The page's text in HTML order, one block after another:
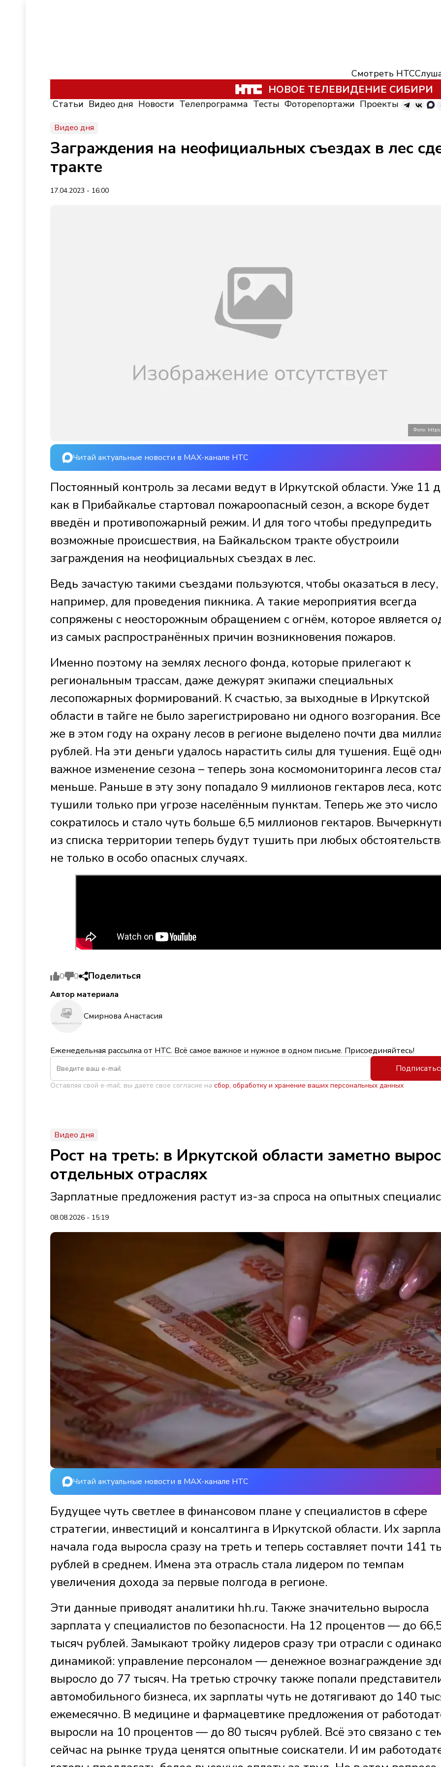
Смотреть НТС
НОВОЕ ТЕЛЕВИДЕНИЕ СИБИРИ
Статьи Видео дня Новости Телепрограмма Тесты Фоторепортажи Проекты
Видео дня
Заграждения на неофициальных съездах в лес
тракте
17.04.2023 - 16:00
Фото:
Читай актуальные новости в MAX-канале НТС
Постоянный контроль за лесами ведут в Иркутской области. Уже 11
как в Прибайкалье стартовал пожароопасный сезон, а вскоре будет
введён и противопожарный режим. И для того чтобы предупредить
возможные происшествия, на Байкальском тракте обустроили
заграждения на неофициальных съездах в лес.
Ведь зачастую такими съездами пользуются, чтобы оказаться в лесу,
например, для проведения пикника. А такие мероприятия всегда
сопряжены с неосторожным обращением с огнём, которое является
из самых распространённых причин возникновения пожаров.
Именно поэтому на землях лесного фонда, которые прилегают к
региональным трассам, даже дежурят экипажи специальных
лесопожарных формирований. К счастью, за выходные в Иркутской
области в тайге не было зарегистрировано ни одного возгорания.
же в этом году на охрану лесов в регионе выделено почти два
рублей. На эти деньги удалось нарастить силы для тушения. Ещё
важное изменение сезона – теперь зона космомониторинга лесов
меньше. Раньше в эту зону попадало 9 миллионов гектаров леса,
тушили только при угрозе населённым пунктам. Теперь же это число
сократилось и стало чуть больше 6,5 миллионов гектаров.
из списка территории теперь будут тушить при любых
не только в особо опасных случаях.
0 0 Поделиться
Автор материала
Смирнова Анастасия
Еженедельная рассылка от НТС. Всё самое важное и нужное в одном письме. Присоединяйтесь!
Оставляя свой e-mail, вы даете свое согласие на сбор, обработку и хранение ваших персональных данных
Видео дня
Рост на треть: в Иркутской области заметно
отдельных отраслях
Зарплатные предложения растут из-за спроса на опытных
08.08.2026 - 15:19
Читай актуальные новости в MAX-канале НТС
Будущее чуть светлее в финансовом плане у специалистов в сфере
стратегии, инвестиций и консалтинга в Иркутской области. Их
начала года выросла сразу на треть и теперь составляет почти 141
рублей в среднем. Имена эта отрасль стала лидером по темпам
увеличения дохода за первые полгода в регионе.
Эти данные приводят аналитики hh.ru. Также значительно выросла
зарплата у специалистов по безопасности. На 12 процентов — до
тысяч рублей. Замыкают тройку лидеров сразу три отрасли с
динамикой: управление персоналом — денежное вознаграждение
выросло до 77 тысяч. На третью строчку также попали
автомобильного бизнеса, их зарплаты чуть не дотягивают до 140
ежемесячно. В медицине и фармацевтике предложения от
выросли на 10 процентов — до 80 тысяч рублей. Всё это связано с
сейчас на рынке труда ценятся опытные соискатели. И им